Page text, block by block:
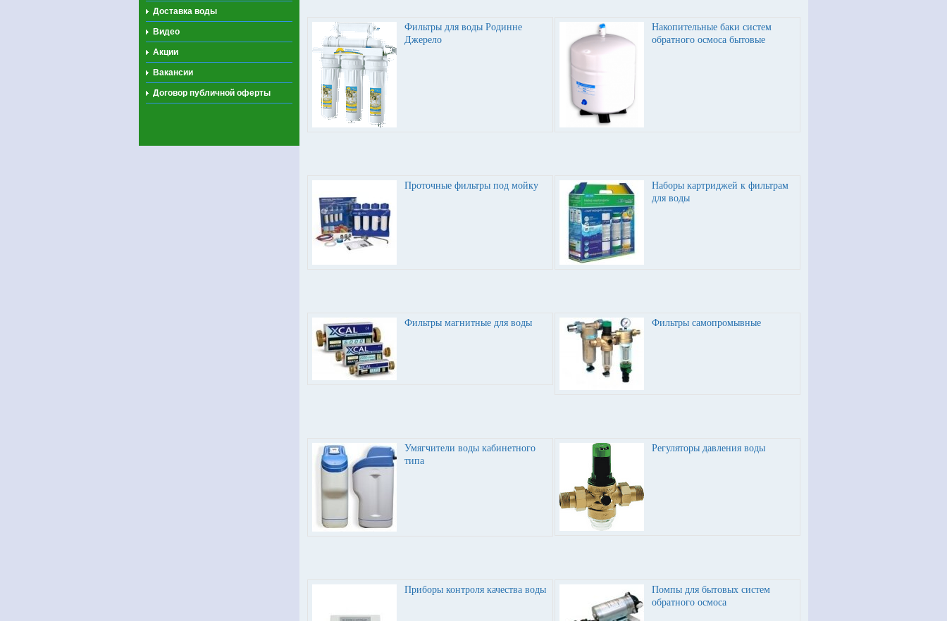
Доставка воды
Видео
Акции
Вакансии
Договор публичной оферты
Фильтры для воды Родинне
Джерело
Накопительные баки систем
обратного осмоса бытовые
Проточные фильтры под мойку
Наборы картриджей к фильтрам
для воды
Фильтры магнитные для воды Фильтры самопромывные
Умягчители воды кабинетного
типа
Регуляторы давления воды
Приборы контроля качества воды
Помпы для бытовых систем
обратного осмоса